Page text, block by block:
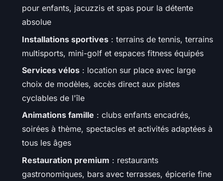
pour enfants, jacuzzis et spas pour la détente
absolue
Installations sportives : terrains de tennis, terrains
multisports, mini-golf et espaces fitness équipés
Services vélos : location sur place avec large
choix de modèles, accès direct aux pistes
cyclables de l'île
Animations famille : clubs enfants encadrés,
soirées à thème, spectacles et activités adaptées à
tous les âges
Restauration premium : restaurants
gastronomiques, bars avec terrasses, épicerie fine